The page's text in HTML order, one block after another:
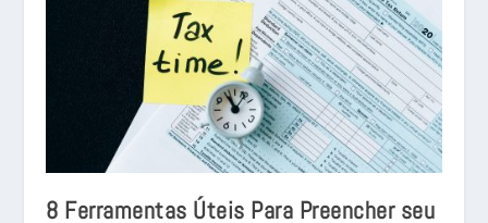
8 Ferramentas Úteis Para Preencher seu